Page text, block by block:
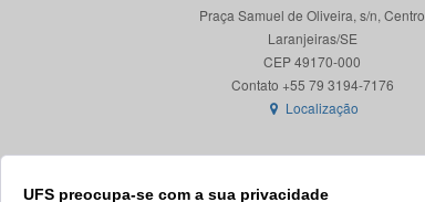
UFS preocupa-se com a sua privacidade
Praça Samuel de Oliveira, s/n, Centro
Laranjeiras/SE
CEP 49170-000
Localização